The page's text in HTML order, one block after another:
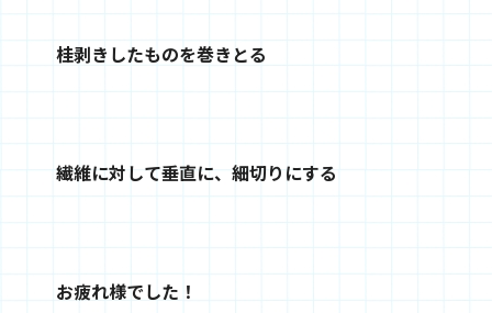
桂剥きしたものを巻きとる
繊維に対して垂直に、細切りにする
お疲れ様でした！